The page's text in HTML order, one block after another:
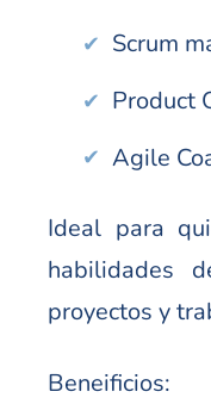
Scrum
Product
Agile
Ideal para
habilidades
proyectos y
Beneificios: